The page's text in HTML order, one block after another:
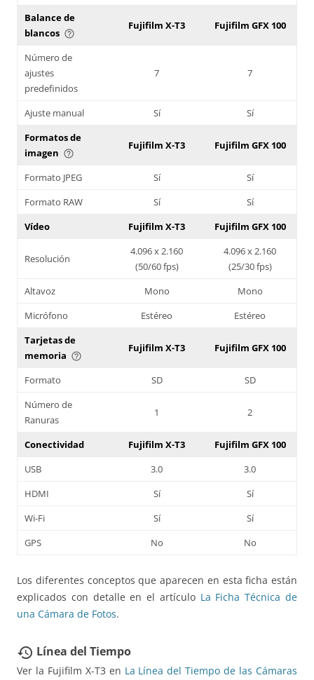
Balance de
blancos help_outline
Fujifilm X-T3 Fujifilm GFX 100
Número de
ajustes
predefinidos
7 7
Ajuste manual Sí
Sí
Formatos de
imagen help_outline
Fujifilm X-T3 Fujifilm GFX 100
Formato JPEG Sí
Sí
Formato RAW
Sí
Sí
Vídeo
Fujifilm X-T3 Fujifilm GFX 100
Resolución
4.096 x 2.160
(50/60 fps)
4.096 x 2.160
(25/30 fps)
Altavoz
Mono
Mono
Micrófono
Estéreo
Estéreo
Tarjetas de
memoria help_outline
Fujifilm X-T3 Fujifilm GFX 100
Formato SD
SD
Número de
Ranuras
1 2
Conectividad Fujifilm X-T3
Fujifilm GFX 100
USB
3.0
3.0
HDMI
Sí
Sí
Wi-Fi
Sí
Sí
GPS
No No
Los diferentes conceptos que aparecen en esta ficha están
explicados con detalle en el artículo La Ficha Técnica de
una Cámara de Fotos.
restore Línea del Tiempo
Ver la Fujifilm X-T3 en La Línea del Tiempo de las Cámaras